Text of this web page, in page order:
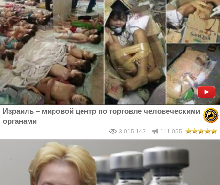
Израиль – мировой центр по торговле человеческими
органами
3 015 142 111 055